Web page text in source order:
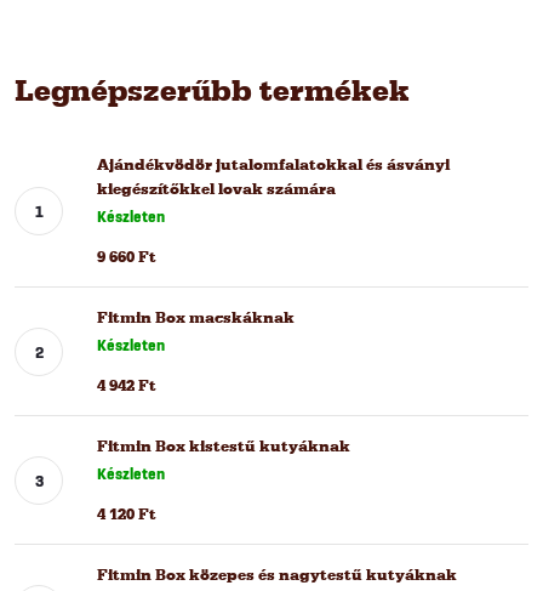
Legnépszerűbb termékek
Ajándékvödör jutalomfalatokkal és ásványi
kiegészítőkkel lovak számára
Készleten
9 660 Ft
Fitmin Box macskáknak
Készleten
4 942 Ft
Fitmin Box kistestű kutyáknak
Készleten
4 120 Ft
Fitmin Box közepes és nagytestű kutyáknak